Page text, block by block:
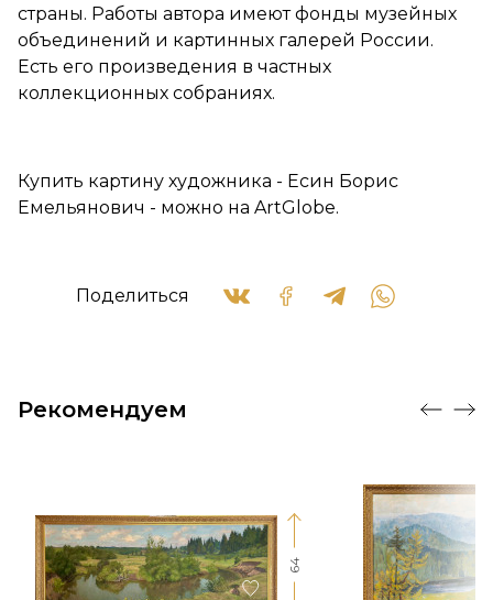
страны. Работы автора имеют фонды музейных
объединений и картинных галерей России.
Есть его произведения в частных
коллекционных собраниях.
Купить картину художника - Есин Борис
Емельянович - можно на ArtGlobe.
Поделиться
Рекомендуем
64